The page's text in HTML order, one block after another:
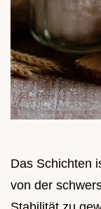
Das Schichten
von der